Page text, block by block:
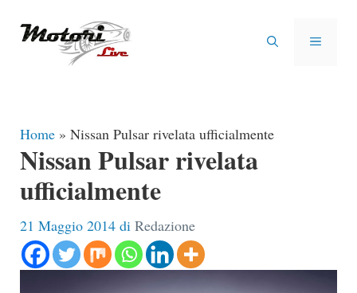
MENU
Home » Nissan Pulsar rivelata ufficialmente
Nissan Pulsar rivelata
ufficialmente
21 Maggio 2014 di Redazione